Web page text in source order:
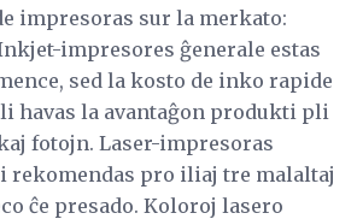
impresoras sur la merkato:
impresores ĝenerale estas
sed la kosto de inko rapide
havas la avantaĝon produkti pli
fotojn. Laser-impresoras
rekomendas pro iliaj tre malaltaj
ĉe presado. Koloroj lasero